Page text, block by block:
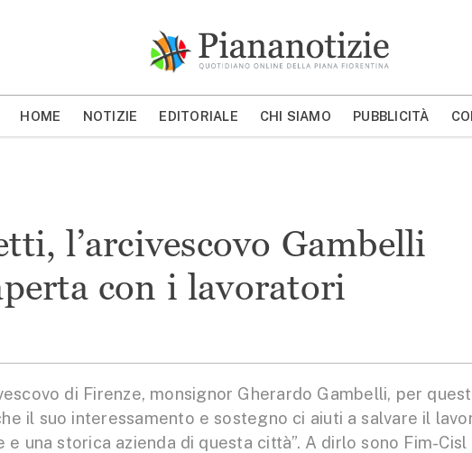
MOSTRA/NASCONDI CERCA
HOME NOTIZIE EDITORIALE CHI SIAMO PUBBLICITÀ
l’arcivescovo Gambelli
con i lavoratori
di Firenze, monsignor Gherardo Gambelli, per
il suo interessamento e sostegno ci aiuti a salvare il
una storica azienda di questa città”. A dirlo sono Fim-Cisl